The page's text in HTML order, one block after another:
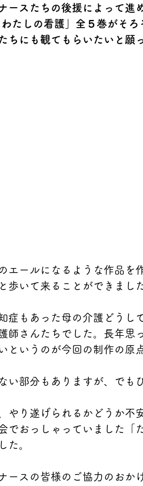
ースたちの後援によって進
たしの看護」全５巻がそ
ちにも観てもらいたいと願
エールになるような作品を
歩いて来ることができました
もあった母の介護どうし
師さんたちでした。長年思
というのが今回の制作の原
部分もありますが、でも
やり遂げられるかどうか不
でおっしゃっていました「
た。
スの皆様のご協力のおか